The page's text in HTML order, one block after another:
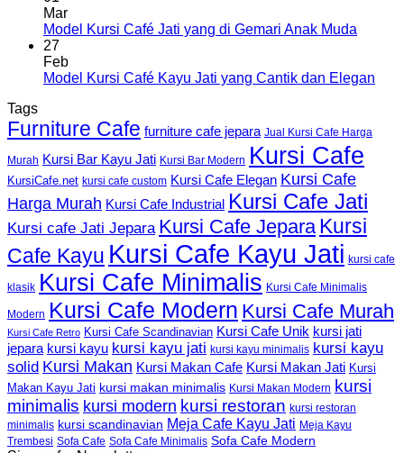
Mar
Model Kursi Café Jati yang di Gemari Anak Muda
27
Feb
Model Kursi Café Kayu Jati yang Cantik dan Elegan
Tags
Furniture Cafe furniture cafe jepara Jual Kursi Cafe Harga
Murah Kursi Bar Kayu Jati Kursi Bar Modern Kursi Cafe
KursiCafe.net kursi cafe custom Kursi Cafe Elegan Kursi Cafe
Harga Murah Kursi Cafe Industrial Kursi Cafe Jati
Kursi cafe Jati Jepara Kursi Cafe Jepara Kursi
Cafe Kayu Kursi Cafe Kayu Jati kursi cafe
klasik Kursi Cafe Minimalis Kursi Cafe Minimalis
Modern Kursi Cafe Modern Kursi Cafe Murah
Kursi Cafe Retro Kursi Cafe Scandinavian Kursi Cafe Unik kursi jati
jepara kursi kayu kursi kayu jati kursi kayu minimalis kursi kayu
solid Kursi Makan Kursi Makan Cafe Kursi Makan Jati Kursi
Makan Kayu Jati kursi makan minimalis Kursi Makan Modern
kursi
minimalis kursi modern kursi restoran kursi restoran
minimalis kursi scandinavian Meja Cafe Kayu Jati Meja Kayu
Trembesi Sofa Cafe Sofa Cafe Minimalis Sofa Cafe Modern